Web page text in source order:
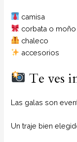
camisa
corbata o moño
chaleco
accesorios
Te ves
Las galas son
Un traje bien